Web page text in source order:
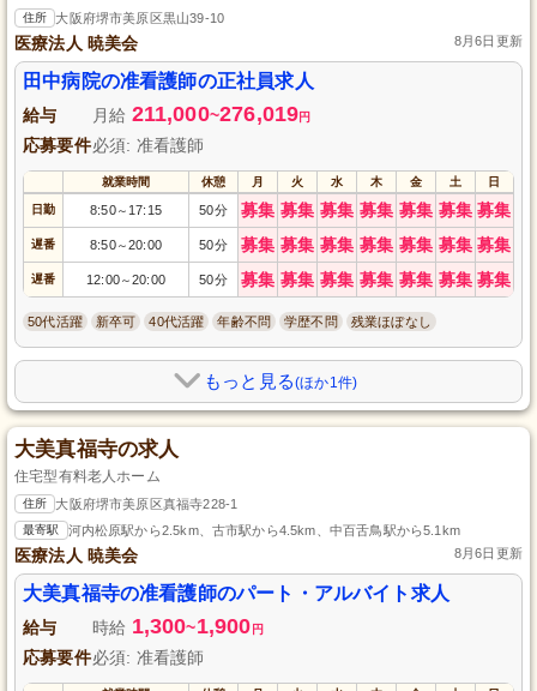
住所 大阪府堺市美原区黒山39-10
医療法人 暁美会 8月6日更新
田中病院の准看護師の正社員求人
給与 月給 211,000~276,019円
応募要件必須: 准看護師
就業時間 休憩 月 火 水 木 金 土 日
日勤 8:50～ 17:15 50分 募集 募集 募集 募集 募集 募集 募集
遅番 8:50～20:00 50分 募集 募集 募集 募集 募集 募集 募集
遅番 12:00～20:00 50分 募集 募集 募集 募集 募集 募集 募集
50代活躍 新卒可 40代活躍 年齢不問 学歴不問 残業ほぼなし
もっと見る(ほか1件)
大美真福寺の求人
住宅型有料老人ホーム
住所 大阪府堺市美原区真福寺228-1
最寄駅 河内松原駅から2.5km、古市駅から4.5km、中百舌鳥駅から5.1km
医療法人 暁美会 8月6日更新
大美真福寺の准看護師のパート・アルバイト求人
給与 時給 1,300~1,900 円
応募要件必須: 准看護師